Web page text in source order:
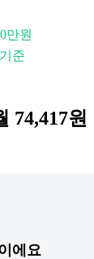
만원
준
74,417원
에요